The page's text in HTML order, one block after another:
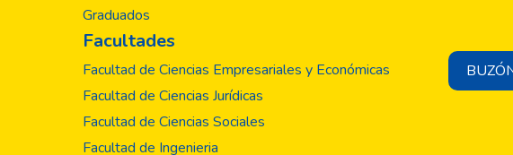
Graduados
Facultades
Facultad de Ciencias Empresariales y Económicas
Facultad de Ciencias Jurídicas
Facultad de Ciencias Sociales
Facultad de Ingenieria